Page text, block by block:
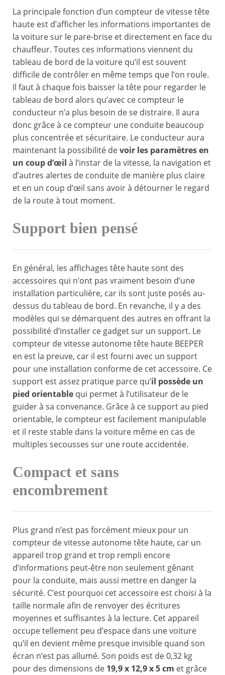
La principale fonction d’un compteur de vitesse tête
haute est d’afficher les informations importantes de
la voiture sur le pare-brise et directement en face du
chauffeur. Toutes ces informations viennent du
tableau de bord de la voiture qu’il est souvent
difficile de contrôler en même temps que l’on roule.
Il faut à chaque fois baisser la tête pour regarder le
tableau de bord alors qu’avec ce compteur le
conducteur n’a plus besoin de se distraire. Il aura
donc grâce à ce compteur une conduite beaucoup
plus concentrée et sécuritaire. Le conducteur aura
maintenant la possibilité devoir les paramètres en
un coup d’œil à l’instar de la vitesse, la navigation et
d’autres alertes de conduite de manière plus claire
et en un coup d’œil sans avoir à détourner le regard
de la route à tout moment.
Support bien pensé
En général, les affichages tête haute sont des
accessoires qui n’ont pas vraiment besoin d’une
installation particulière, car ils sont juste posés au-
dessus du tableau de bord. En revanche, il y a des
modèles qui se démarquent des autres en offrant la
possibilité d’installer ce gadget sur un support. Le
compteur de vitesse autonome tête haute BEEPER
en est la preuve, car il est fourni avec un support
pour une installation conforme de cet accessoire. Ce
support est assez pratique parce qu’il possède un
pied orientable qui permet à l’utilisateur de le
guider à sa convenance. Grâce à ce support au pied
orientable, le compteur est facilement manipulable
et il reste stable dans la voiture même en cas de
multiples secousses sur une route accidentée.
Compact et sans
encombrement
Plus grand n’est pas forcément mieux pour un
compteur de vitesse autonome tête haute, car un
appareil trop grand et trop rempli encore
d’informations peut-être non seulement gênant
pour la conduite, mais aussi mettre en danger la
sécurité. C’est pourquoi cet accessoire est choisi à la
taille normale afin de renvoyer des écritures
moyennes et suffisantes à la lecture. Cet appareil
occupe tellement peu d’espace dans une voiture
qu’il en devient même presque invisible quand son
écran n’est pas allumé. Son poids est de 0,32 kg
pour des dimensions de 19,9 x 12,9 x 5 cm et grâce